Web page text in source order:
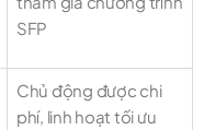
SFP
Chủ động được chi
phí, linh hoạt tối ưu